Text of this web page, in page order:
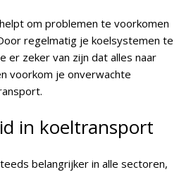
om problemen te voorkomen
regelmatig je koelsystemen te
er zeker van zijn dat alles naar
voorkom je onverwachte
in koeltransport
belangrijker in alle sectoren,